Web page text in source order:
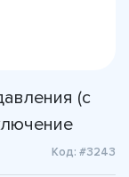
(с
Код: #3243